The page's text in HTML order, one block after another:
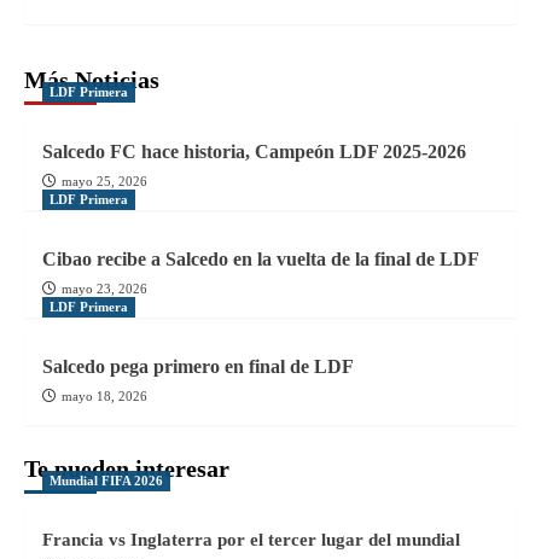
Más Noticias
LDF Primera
Salcedo FC hace historia, Campeón LDF 2025-2026
mayo 25, 2026
LDF Primera
Cibao recibe a Salcedo en la vuelta de la final de LDF
mayo 23, 2026
LDF Primera
Salcedo pega primero en final de LDF
mayo 18, 2026
Te pueden interesar
Mundial FIFA 2026
Francia vs Inglaterra por el tercer lugar del mundial